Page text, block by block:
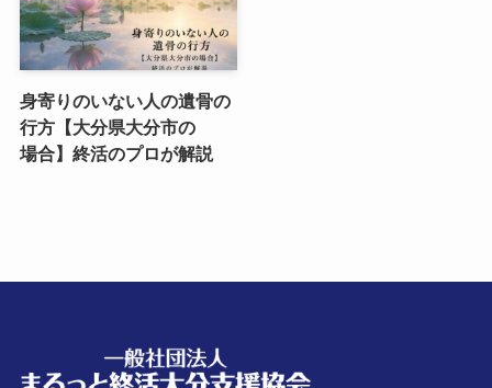
身寄りのいない​人の​遺骨の​
行方​【大分県大分市の​
場合】終活の​プロが​解説